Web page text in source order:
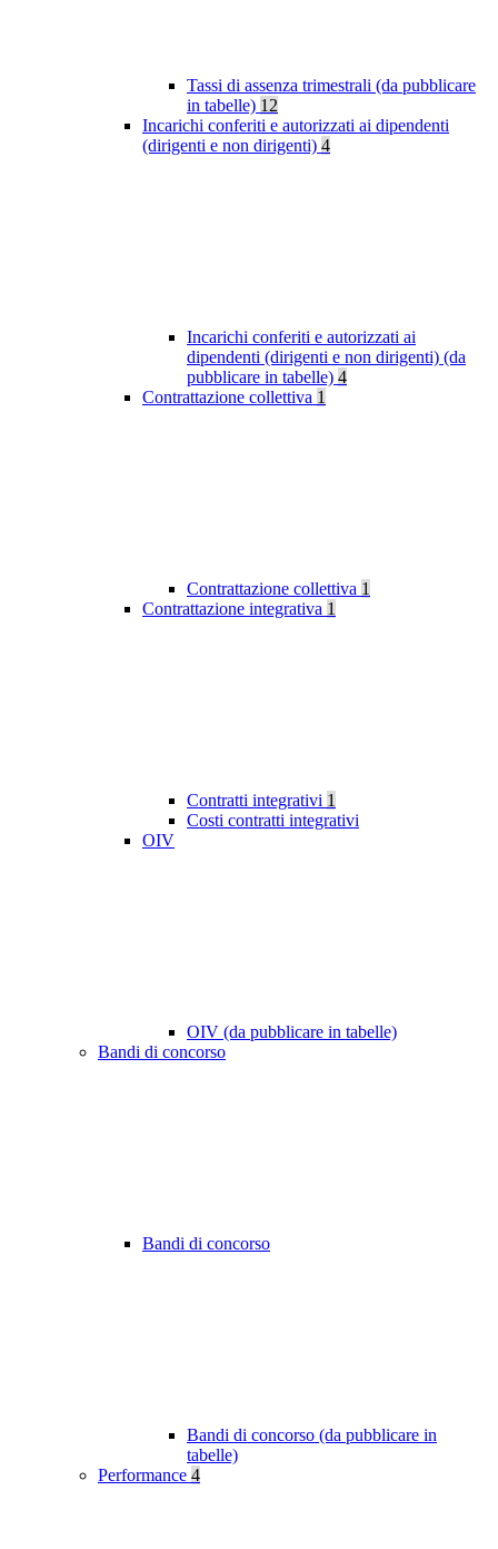
Tassi di assenza trimestrali (da pubblicare
in tabelle) 12
Incarichi conferiti e autorizzati ai dipendenti
(dirigenti e non dirigenti) 4
Incarichi conferiti e autorizzati ai
dipendenti (dirigenti e non dirigenti) (da
pubblicare in tabelle) 4
Contrattazione collettiva 1
Contrattazione collettiva 1
Contrattazione integrativa 1
Contratti integrativi 1
Costi contratti integrativi
OIV
OIV (da pubblicare in tabelle)
Bandi di concorso
Bandi di concorso
Bandi di concorso (da pubblicare in
tabelle)
Performance 4